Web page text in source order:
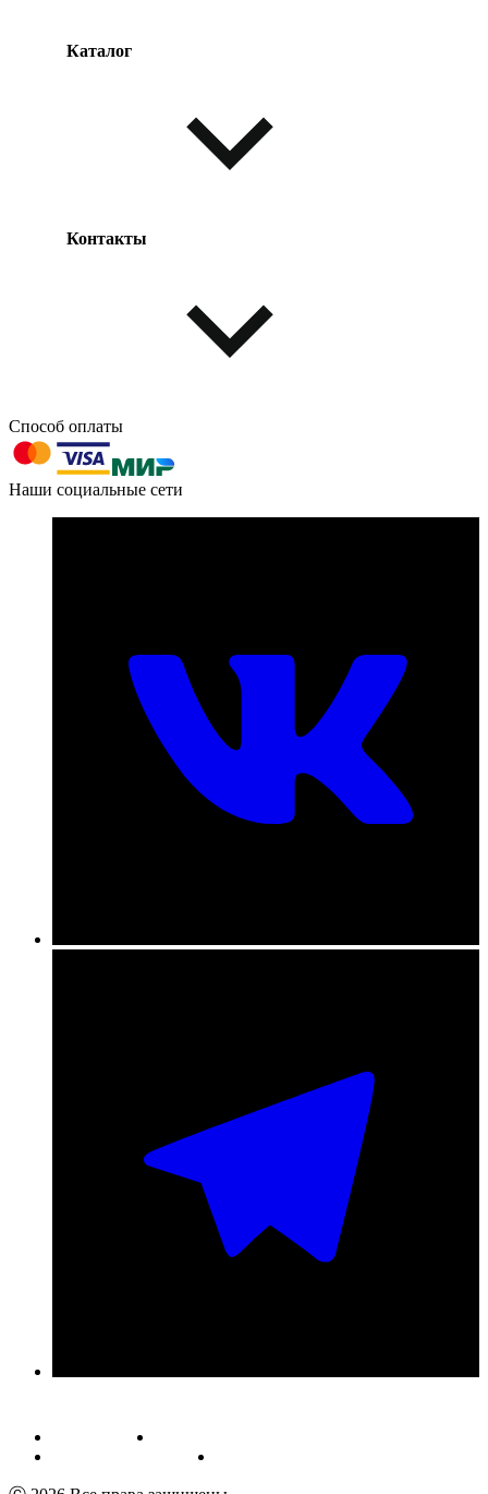
Таблица размеров
Каталог
Контакты
603004, г. Нижний Новгород, проспект Ленина, д. 95
+7 (831) 290-86-98
Способ оплаты
Наши социальные сети
Публичная оферта
Пользовательское соглашение